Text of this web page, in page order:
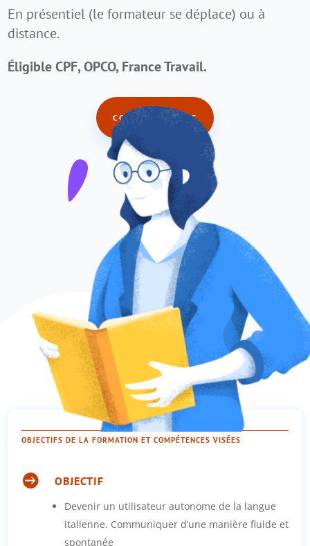
En présentiel (le formateur se déplace) ou à
distance.
Éligible CPF, OPCO, France Travail.
CONTACTEZ-NOUS
OBJECTIFS DE LA FORMATION ET COMPÉTENCES VISÉES
 OBJECTIF
Devenir un utilisateur autonome de la langue
italienne. Communiquer d’une manière fluide et
spontanée